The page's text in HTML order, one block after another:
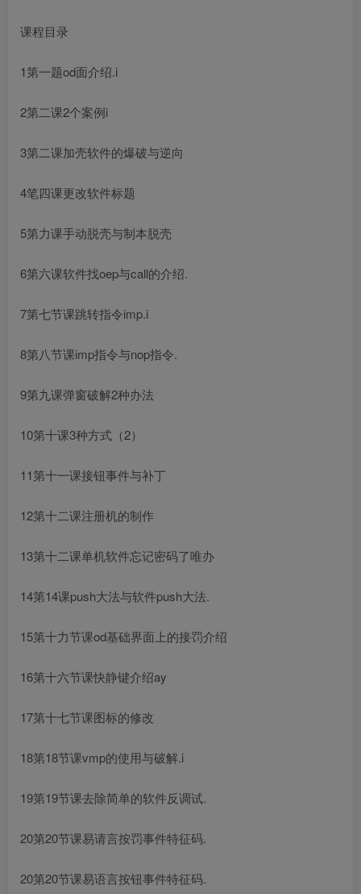
课程目录
1第一题od面介绍.i
2第二课2个案例i
3第二课加壳软件的爆破与逆向
4笔四课更改软件标题
5第力课手动脱壳与制本脱壳
6第六课软件找oep与call的介绍.
7第七节课跳转指令imp.i
8第八节课imp指令与nop指令.
9第九课弹窗破解2种办法
10第十课3种方式（2）
11第十一课接钮事件与补丁
12第十二课注册机的制作
13第十二课单机软件忘记密码了唯办
14第14课push大法与软件push大法.
15第十力节课od基础界面上的接罚介绍
16第十六节课快静键介绍ay
17第十七节课图标的修改
18第18节课vmp的使用与破解.i
19第19节课去除简单的软件反调试.
20第20节课易请言按罚事件特征码.
20第20节课易语言按钮事件特征码.